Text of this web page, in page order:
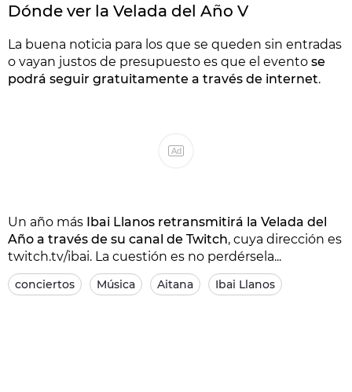
Dónde ver la Velada del Año V
La buena noticia para los que se queden sin entradas
o vayan justos de presupuesto es que el evento se
podrá seguir gratuitamente a través de internet.
Ad
Un año más Ibai Llanos retransmitirá la Velada del
Año a través de su canal de Twitch, cuya dirección es
twitch.tv/ibai. La cuestión es no perdérsela...
conciertos Música Aitana Ibai Llanos